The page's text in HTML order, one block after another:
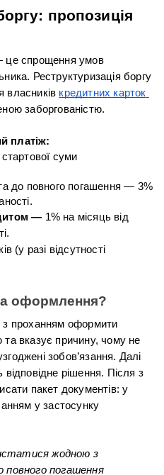
пропозиція
це спрощення умов
Реструктуризація боргу
власників кредитних карток
заборгованістю.
платіж:
суми
до повного погашення — 3%
— 1% на місяць від
(у разі відсутності
оформлення?
з проханням оформити
та вказує причину, чому не
зобов’язання. Далі
рішення. Після з
пакет документів: у
у застосунку
жодною з
повного погашення